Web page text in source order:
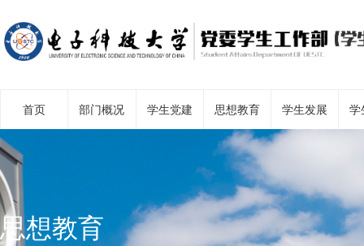
首页 部门概况 学生党建 思想教育 学生发展 学
思想教育